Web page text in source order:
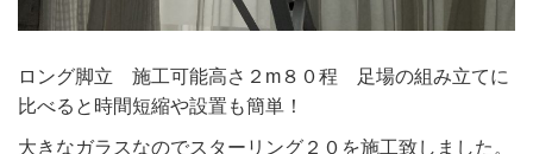
ロング脚立 施工可能高さ２m８０程 足場の組み立てに
比べると時間短縮や設置も簡単！
大きなガラスなのでスターリング２０を施工致しました。